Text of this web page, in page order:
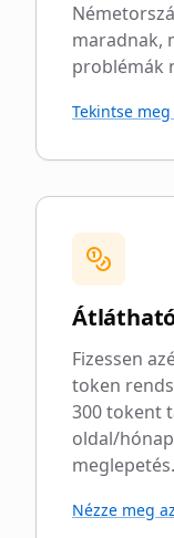
maradnak,
problémák
Tekintse
Fizessen
token
300 tokent
oldal/
meglepetés.
Nézze meg